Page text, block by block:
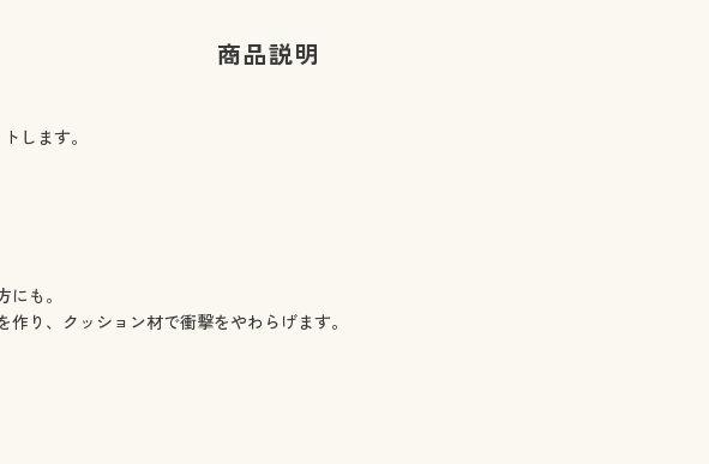
商品説明
します。
も。
り、クッション材で衝撃をやわらげます。